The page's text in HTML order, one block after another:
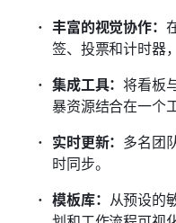
丰富的视觉协作：
签、投票和计时器
集成工具：将看板
暴资源结合在一个
实时更新： 多名团
时同步。
模板库： 从预设的